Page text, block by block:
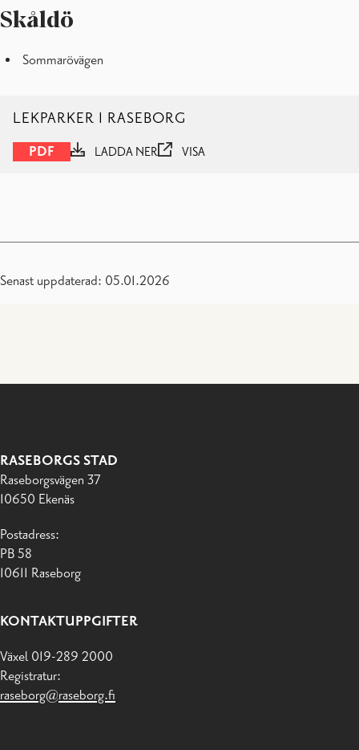
Skåldö
Sommarövägen
LEKPARKER I RASEBORG
PDF LADDA NER VISA
Senast uppdaterad: 05.01.2026
RASEBORGS STAD
Raseborgsvägen 37
10650 Ekenäs
Postadress:
PB 58
10611 Raseborg
KONTAKTUPPGIFTER
Växel 019-289 2000
Registratur:
raseborg@raseborg.fi